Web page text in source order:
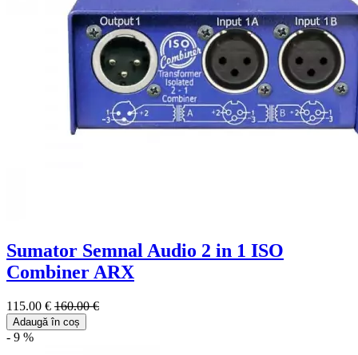
Sumator Semnal Audio 2 in 1 ISO
Combiner ARX
115.00 € 160.00 €
Adaugă în coș
- 9 %